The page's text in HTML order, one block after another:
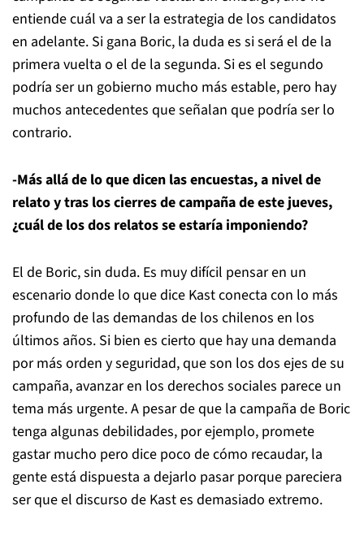
entiende cuál va a ser la estrategia de los candidatos
en adelante. Si gana Boric, la duda es si será el de la
primera vuelta o el de la segunda. Si es el segundo
podría ser un gobierno mucho más estable, pero hay
muchos antecedentes que señalan que podría ser lo
contrario.
-Más allá de lo que dicen las encuestas, a nivel de
relato y tras los cierres de campaña de este jueves,
¿cuál de los dos relatos se estaría imponiendo?
El de Boric, sin duda. Es muy difícil pensar en un
escenario donde lo que dice Kast conecta con lo más
profundo de las demandas de los chilenos en los
últimos años. Si bien es cierto que hay una demanda
por más orden y seguridad, que son los dos ejes de su
campaña, avanzar en los derechos sociales parece un
tema más urgente. A pesar de que la campaña de Boric
tenga algunas debilidades, por ejemplo, promete
gastar mucho pero dice poco de cómo recaudar, la
gente está dispuesta a dejarlo pasar porque pareciera
ser que el discurso de Kast es demasiado extremo.